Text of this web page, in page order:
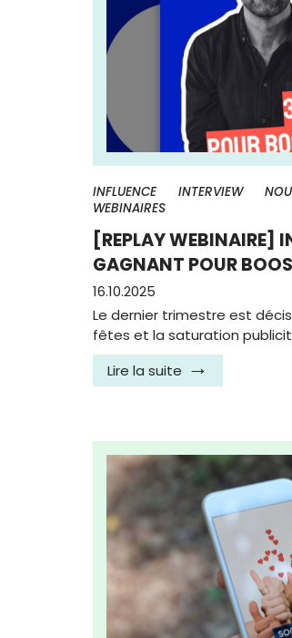
INFLUENCE INTERVIEW
WEBINAIRES
[REPLAY WEBINAIRE]
GAGNANT POUR
16.10.2025
Le dernier trimestre est
fêtes et la saturation
Lire la suite